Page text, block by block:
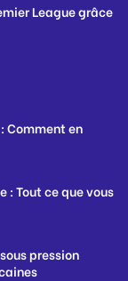
League grâce
Comment en
: Tout ce que vous
pression